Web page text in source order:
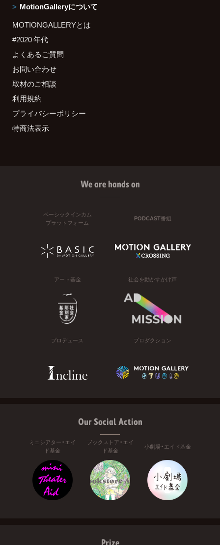
MotionGalleryについて
MOTIONGALLERYとは
#2020 年代
よくあるご質問
お問い合わせ
取材のご相談
利用規約
プライバシーポリシー
特商法表示
We are hands on
ベーシックインカム
プラットフォーム
PODCAST番組
アート基金 社会を動かすかけ声
プロデュース プロダクション
Our Social Action
ミニシアター・エイ
ド基金
ブックストア・エイ
ド基金
小劇場・エイド基金
Prize